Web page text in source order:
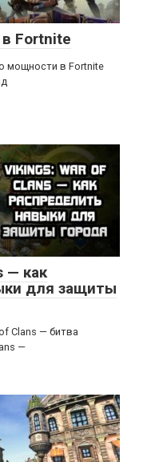
Fortnite
мощности в Fortnite
— как
для защиты
Clans — битва
—